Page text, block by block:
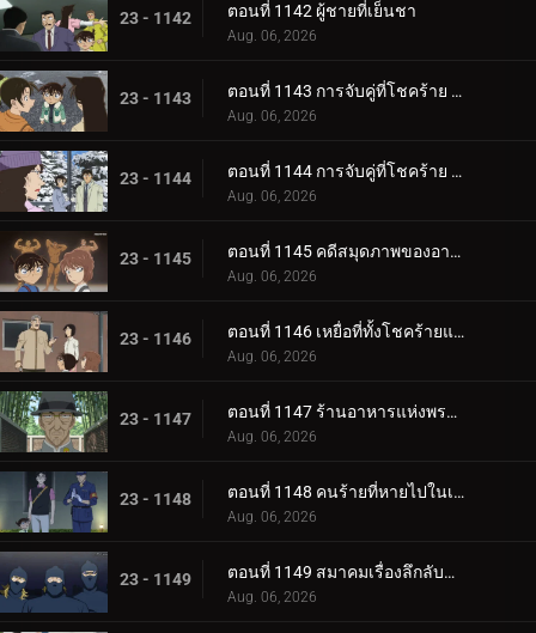
23 - 1142 ตอนที่ 1142 ผู้ชายที่เย็นชา
Aug. 06, 2026
23 - 1143 ตอนที่ 1143 การจับคู่ที่โชคร้าย (ตอนแรก)
Aug. 06, 2026
23 - 1144 ตอนที่ 1144 การจับคู่ที่โชคร้าย (ตอนจบ)
Aug. 06, 2026
23 - 1145 ตอนที่ 1145 คดีสมุดภาพของอายูมิ 3
Aug. 06, 2026
23 - 1146 ตอนที่ 1146 เหยื่อที่ทั้งโชคร้ายและน่าสงสัย
Aug. 06, 2026
23 - 1147 ตอนที่ 1147 ร้านอาหารแห่งพรสวรรค์
Aug. 06, 2026
23 - 1148 ตอนที่ 1148 คนร้ายที่หายไปในเมืองยามราตรี
Aug. 06, 2026
23 - 1149 ตอนที่ 1149 สมาคมเรื่องลึกลับของเหล่าหญิงสาว
Aug. 06, 2026